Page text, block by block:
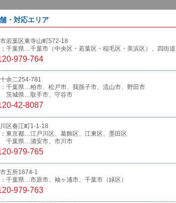
・対応エリア
若葉区東寺山町572-18
千葉県…千葉市（中央区・若葉区・稲毛区・美浜区）、四街
979-764
余二254-781
千葉県…柏市、松戸市、我孫子市、流山市、野田市
取手市、守谷市
42-8087
区春江町1-1-18
東京都…江戸川区、葛飾区、江東区、墨田区
浦安市、市川市
979-765
五所1674-1
千葉県…市原市、袖ヶ浦市、千葉市（緑区）
979-763